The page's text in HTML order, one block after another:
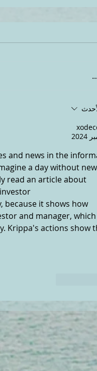
كيف خسيت ١٥ كيلو في ثلاث
and news in the
a day without
read an article about
because it shows how
and manager,
Krippa's actions show